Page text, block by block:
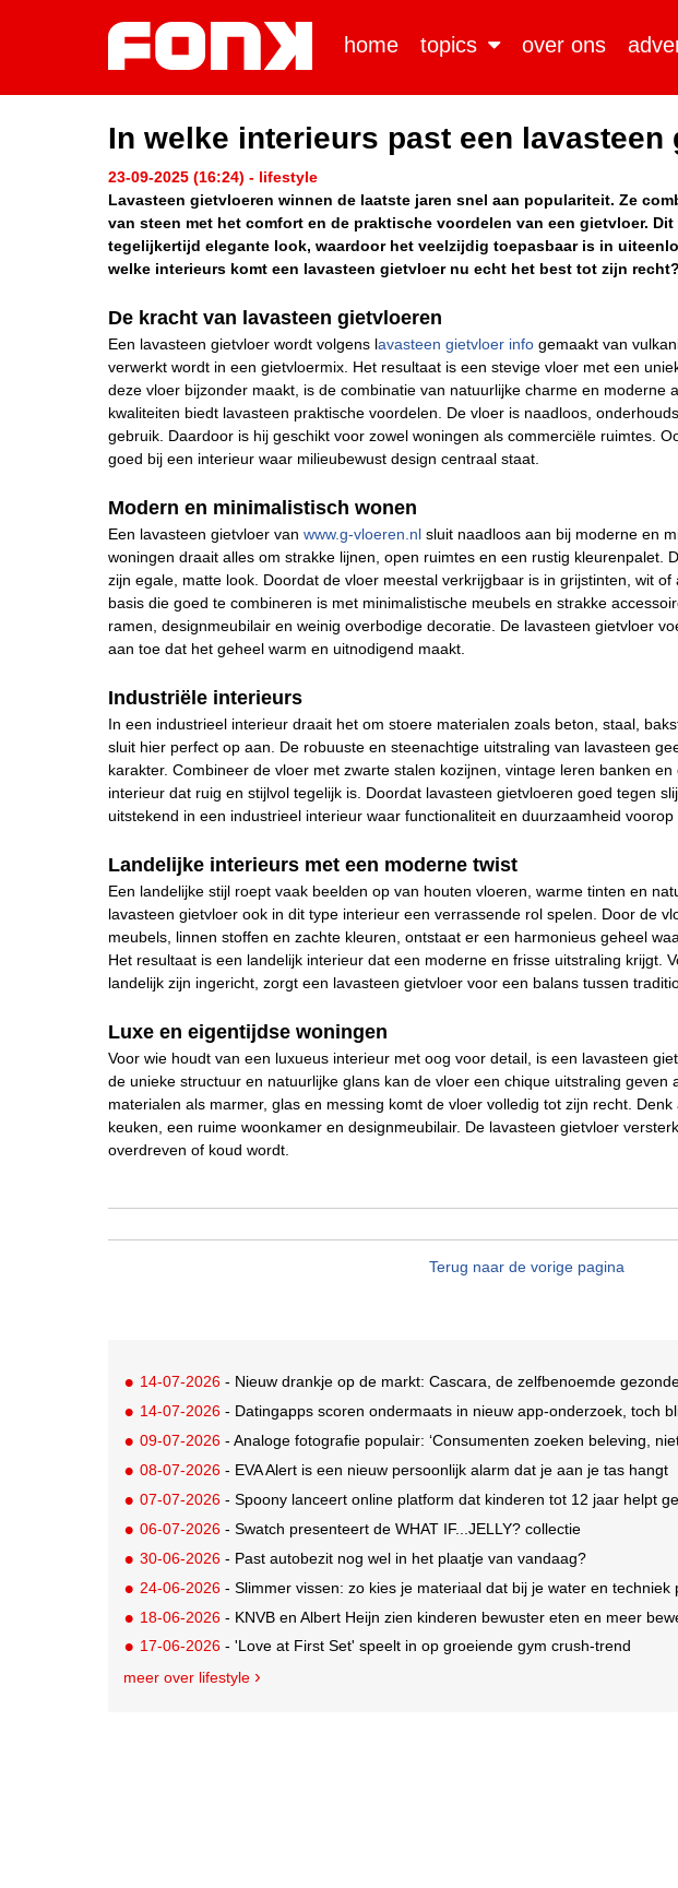
home topics over ons
In welke interieurs past een lavasteen
23-09-2025 (16:24) - lifestyle
Lavasteen gietvloeren winnen de laatste jaren snel aan populariteit. Ze
van steen met het comfort en de praktische voordelen van een gietvloer.
tegelijkertijd elegante look, waardoor het veelzijdig toepasbaar is in
welke interieurs komt een lavasteen gietvloer nu echt het best tot zijn recht?
De kracht van lavasteen gietvloeren
Een lavasteen gietvloer wordt volgens lavasteen gietvloer info gemaakt van
verwerkt wordt in een gietvloermix. Het resultaat is een stevige vloer met een
deze vloer bijzonder maakt, is de combinatie van natuurlijke charme en moderne
kwaliteiten biedt lavasteen praktische voordelen. De vloer is naadloos,
gebruik. Daardoor is hij geschikt voor zowel woningen als commerciële ruimtes.
goed bij een interieur waar milieubewust design centraal staat.
Modern en minimalistisch wonen
Een lavasteen gietvloer van www.g-vloeren.nl sluit naadloos aan bij moderne en
woningen draait alles om strakke lijnen, open ruimtes en een rustig kleurenpalet.
zijn egale, matte look. Doordat de vloer meestal verkrijgbaar is in grijstinten, wit
basis die goed te combineren is met minimalistische meubels en strakke
ramen, designmeubilair en weinig overbodige decoratie. De lavasteen gietvloer
aan toe dat het geheel warm en uitnodigend maakt.
Industriële interieurs
In een industrieel interieur draait het om stoere materialen zoals beton, staal,
sluit hier perfect op aan. De robuuste en steenachtige uitstraling van lavasteen
karakter. Combineer de vloer met zwarte stalen kozijnen, vintage leren banken
interieur dat ruig en stijlvol tegelijk is. Doordat lavasteen gietvloeren goed tegen
uitstekend in een industrieel interieur waar functionaliteit en duurzaamheid voorop
Landelijke interieurs met een moderne twist
Een landelijke stijl roept vaak beelden op van houten vloeren, warme tinten en
lavasteen gietvloer ook in dit type interieur een verrassende rol spelen. Door de
meubels, linnen stoffen en zachte kleuren, ontstaat er een harmonieus geheel
Het resultaat is een landelijk interieur dat een moderne en frisse uitstraling krijgt.
landelijk zijn ingericht, zorgt een lavasteen gietvloer voor een balans tussen
Luxe en eigentijdse woningen
Voor wie houdt van een luxueus interieur met oog voor detail, is een lavasteen
de unieke structuur en natuurlijke glans kan de vloer een chique uitstraling geven
materialen als marmer, glas en messing komt de vloer volledig tot zijn recht.
keuken, een ruime woonkamer en designmeubilair. De lavasteen gietvloer
overdreven of koud wordt.
Terug naar de vorige pagina
14-07-2026 - Nieuw drankje op de markt: Cascara, de zelfbenoemde gezonde
14-07-2026 - Datingapps scoren ondermaats in nieuw app-onderzoek, toch
09-07-2026 - Analoge fotografie populair: ‘Consumenten zoeken beleving,
08-07-2026 - EVA Alert is een nieuw persoonlijk alarm dat je aan je tas hangt
07-07-2026 - Spoony lanceert online platform dat kinderen tot 12 jaar helpt
06-07-2026 - Swatch presenteert de WHAT IF...JELLY? collectie
30-06-2026 - Past autobezit nog wel in het plaatje van vandaag?
24-06-2026 - Slimmer vissen: zo kies je materiaal dat bij je water en techniek
18-06-2026 - KNVB en Albert Heijn zien kinderen bewuster eten en meer
17-06-2026 - 'Love at First Set' speelt in op groeiende gym crush-trend
meer over lifestyle